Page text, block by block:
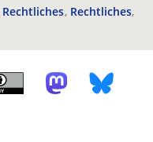
Rechtliches Rechtliches